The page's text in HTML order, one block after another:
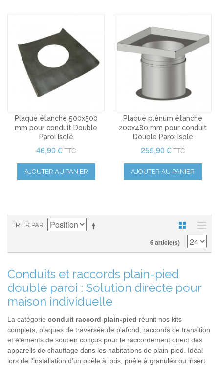
Plaque étanche 500x500
mm pour conduit Double
Paroi Isolé
46,90 € TTC
AJOUTER AU PANIER
Plaque plénum étanche
200x480 mm pour conduit
Double Paroi Isolé
255,90 € TTC
AJOUTER AU PANIER
TRIER PAR
6 article(s)
Conduits et raccords plain-pied
double paroi : Solution directe pour
maison individuelle
La catégorie conduit raccord plain-pied réunit nos kits
complets, plaques de traversée de plafond, raccords de transition
et éléments de soutien conçus pour le raccordement direct des
appareils de chauffage dans les habitations de plain-pied. Idéal
lors de l'installation d'un poêle à bois, poêle à granulés ou insert